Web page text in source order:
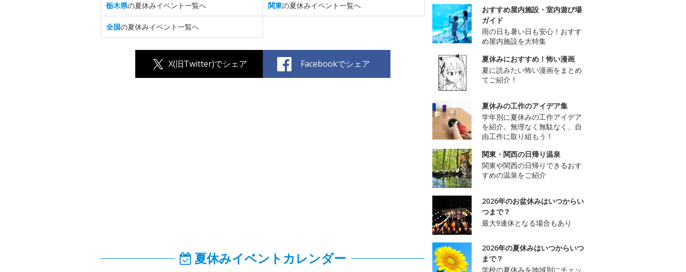
栃木県の夏休みイベント一覧へ 関東の夏休みイベント一覧へ
全国の夏休みイベント一覧へ
X(旧Twitter)でシェア Facebookでシェア
夏休みイベントカレンダー
おすすめ屋内施設・室内遊び場
ガイド
雨の日も暑い日も安心！おすす
め屋内施設を大特集
夏休みにおすすめ！怖い漫画
夏に読みたい怖い漫画をまとめ
てご紹介！
夏休みの工作のアイデア集
学年別に夏休みの工作アイデア
を紹介。無理なく無駄なく、自
由工作に取り組もう！
関東・関西の日帰り温泉
関東や関西の日帰りできるおす
すめの温泉をご紹介
2026年のお盆休みはいつからい
つまで？
最大9連休となる場合もあり
2026年の夏休みはいつからいつ
まで？
学校の夏休みを地域別にチェッ